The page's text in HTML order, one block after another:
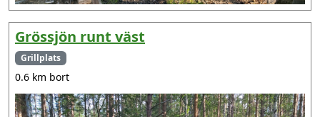
Grössjön runt väst
Grillplats
0.6 km bort